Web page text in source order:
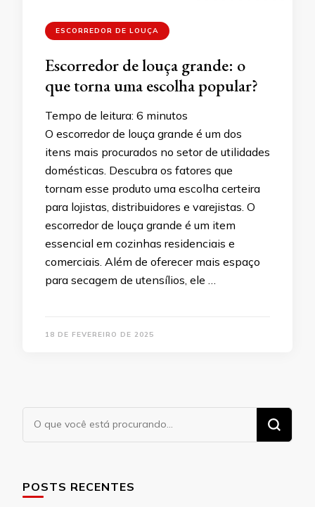
ESCORREDOR DE LOUÇA
Escorredor de louça grande: o
que torna uma escolha popular?
Tempo de leitura: 6 minutos
O escorredor de louça grande é um dos
itens mais procurados no setor de utilidades
domésticas. Descubra os fatores que
tornam esse produto uma escolha certeira
para lojistas, distribuidores e varejistas. O
escorredor de louça grande é um item
essencial em cozinhas residenciais e
comerciais. Além de oferecer mais espaço
para secagem de utensílios, ele …
18 DE FEVEREIRO DE 2025
Procurando
algo?
POSTS RECENTES